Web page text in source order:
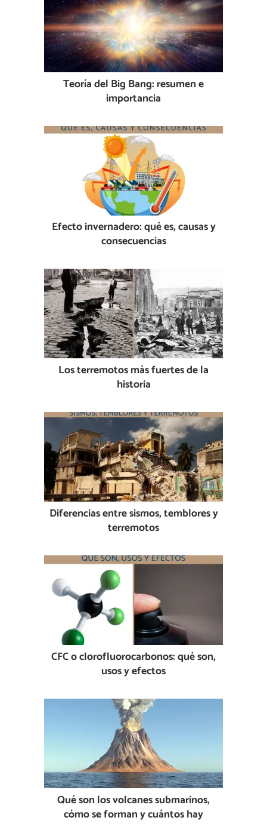
Teoría del Big Bang: resumen e
importancia
Efecto invernadero: qué es, causas y
consecuencias
Los terremotos más fuertes de la
historia
Diferencias entre sismos, temblores y
terremotos
CFC o clorofluorocarbonos: qué son,
usos y efectos
Qué son los volcanes submarinos,
cómo se forman y cuántos hay